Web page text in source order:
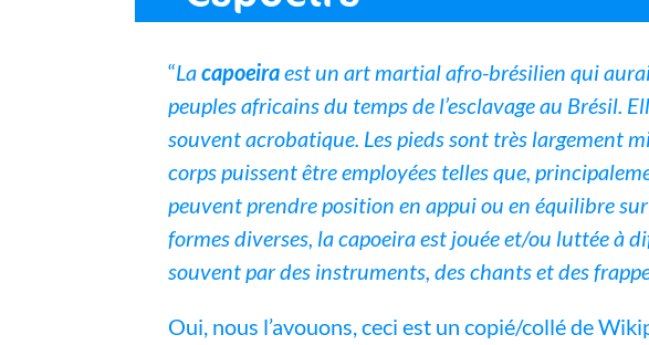
“Lacapoeiraest un art martial afro-brésilien qui
peuples africains du temps de l’esclavage au Brésil.
souvent acrobatique. Les pieds sont très largement
corps puissent être employées telles que,
peuvent prendre position en appui ou en équilibre
formes diverses, la capoeira est jouée et/ou luttée à
souvent par des instruments, des chants et des
Oui, nous l’avouons, ceci est un copié/collé de